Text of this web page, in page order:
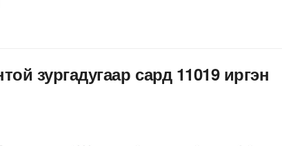
зургадугаар сард 11019 иргэн